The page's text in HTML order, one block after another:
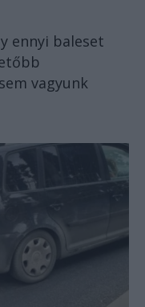
ennyi baleset
vagyunk